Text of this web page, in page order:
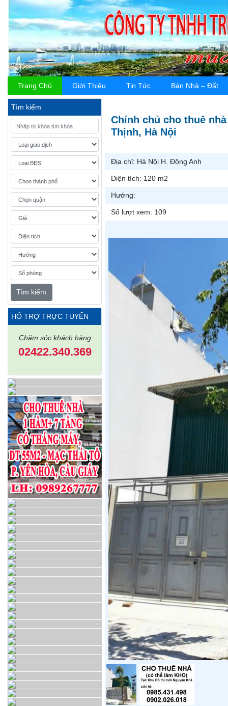
Trang Chủ Giới Thiệu Tin Tức Bán Nhà – Đất
Tìm kiếm
Tìm kiếm
HỖ TRỢ TRỰC TUYẾN
Chăm sóc khách hàng
02422.340.369
Chính chủ cho thuê
Thịnh, Hà Nội
Địa chỉ: Hà Nội H. Đông Anh
Diện tích: 120 m2
Hướng:
Số lượt xem: 109